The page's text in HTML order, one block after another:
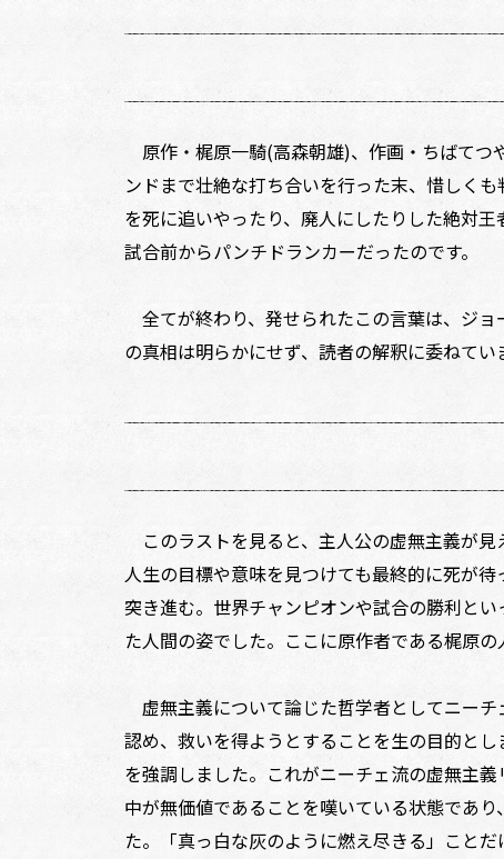
原作・梶原一騎(高森朝雄)、作画・ちばてつ
ンドまで壮絶な打ち合いを行った末、惜しく
を死に追いやったり、廃人にしたりした絶対
試合前からパンチドランカーだったのです。
全てが終わり、発せられたこの言葉は、ジ
の真相は明らかにせず、読者の解釈に委ねて
このラストを見ると、主人公の虚無主義が見
人生の目標や意味を見つけても最終的に死が
突き進む。世界チャンピオンや試合の勝利と
た人間の姿でした。ここに原作者である梶原の
虚無主義について論じた哲学者としてニー
認め、救いを得ようとすることを生の目的と
を強調しました。これがニーチェ流の虚無主
中が無価値であることを嘆いている状態であ
た。「真っ白な灰のように燃え尽きる」こと